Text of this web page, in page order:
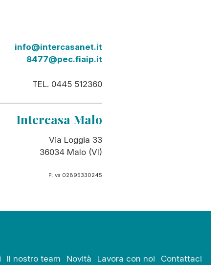
info@intercasanet.it
8477@pec.fiaip.it
TEL. 0445 512360
Intercasa Malo
Via Loggia 33
36034 Malo (VI)
P.Iva 02895330245
Il nostro team Novità Lavora con noi Contattaci